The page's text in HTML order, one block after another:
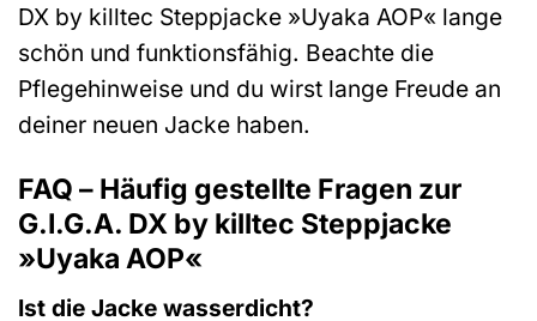
DX by killtec Steppjacke »Uyaka AOP« lange
schön und funktionsfähig. Beachte die
Pflegehinweise und du wirst lange Freude an
deiner neuen Jacke haben.
FAQ – Häufig gestellte Fragen zur
G.I.G.A. DX by killtec Steppjacke
»Uyaka AOP«
Ist die Jacke wasserdicht?